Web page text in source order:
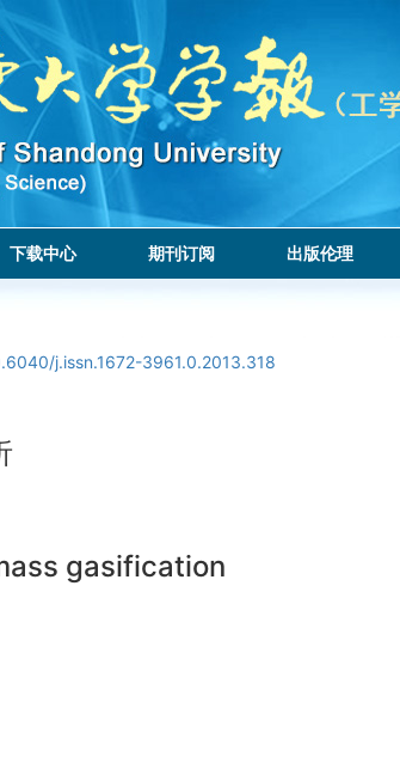
下载中心 期刊订阅 出版伦理
j.issn.1672-3961.0.2013.318
gasification